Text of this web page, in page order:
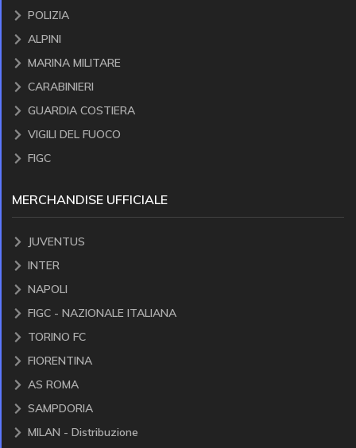
POLIZIA
ALPINI
MARINA MILITARE
CARABINIERI
GUARDIA COSTIERA
VIGILI DEL FUOCO
FIGC
MERCHANDISE UFFICIALE
JUVENTUS
INTER
NAPOLI
FIGC - NAZIONALE ITALIANA
TORINO FC
FIORENTINA
AS ROMA
SAMPDORIA
MILAN - Distribuzione